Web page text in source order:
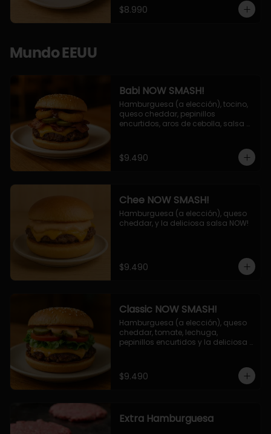
$8.990
Mundo EEUU
Babi NOW SMASH!
Hamburguesa (a elección), tocino,
queso cheddar, pepinillos
encurtidos, aros de cebolla, salsa
$9.490
Chee NOW SMASH!
Hamburguesa (a elección), queso
cheddar, y la deliciosa salsa NOW!
$9.490
Classic NOW SMASH!
Hamburguesa (a elección), queso
cheddar, tomate, lechuga,
pepinillos encurtidos y la deliciosa
$9.490
Extra Hamburguesa